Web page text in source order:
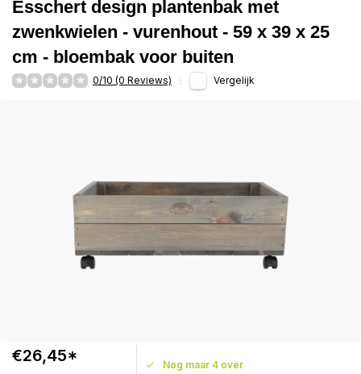
Esschert design plantenbak met
zwenkwielen - vurenhout - 59 x 39 x 25
cm - bloembak voor buiten
0/10 (0 Reviews) Vergelijk
€26,45* Nog maar 4 over